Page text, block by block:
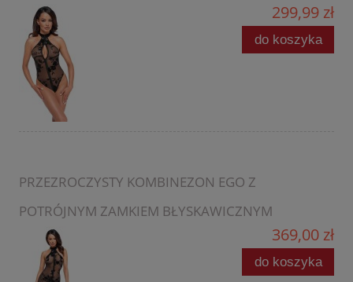
299,99 zł
do koszyka
PRZEZROCZYSTY KOMBINEZON EGO Z
POTRÓJNYM ZAMKIEM BŁYSKAWICZNYM
369,00 zł
do koszyka